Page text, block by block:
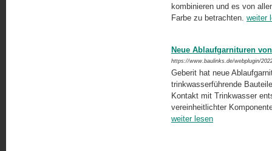
kombinieren und es von
Farbe zu betrachten. weiter
Neue Ablaufgarnituren
https://www.baulinks.de/webplugin/
Geberit hat neue
trinkwasserführende
Kontakt mit Trinkwasser
vereinheitlichter
weiter lesen